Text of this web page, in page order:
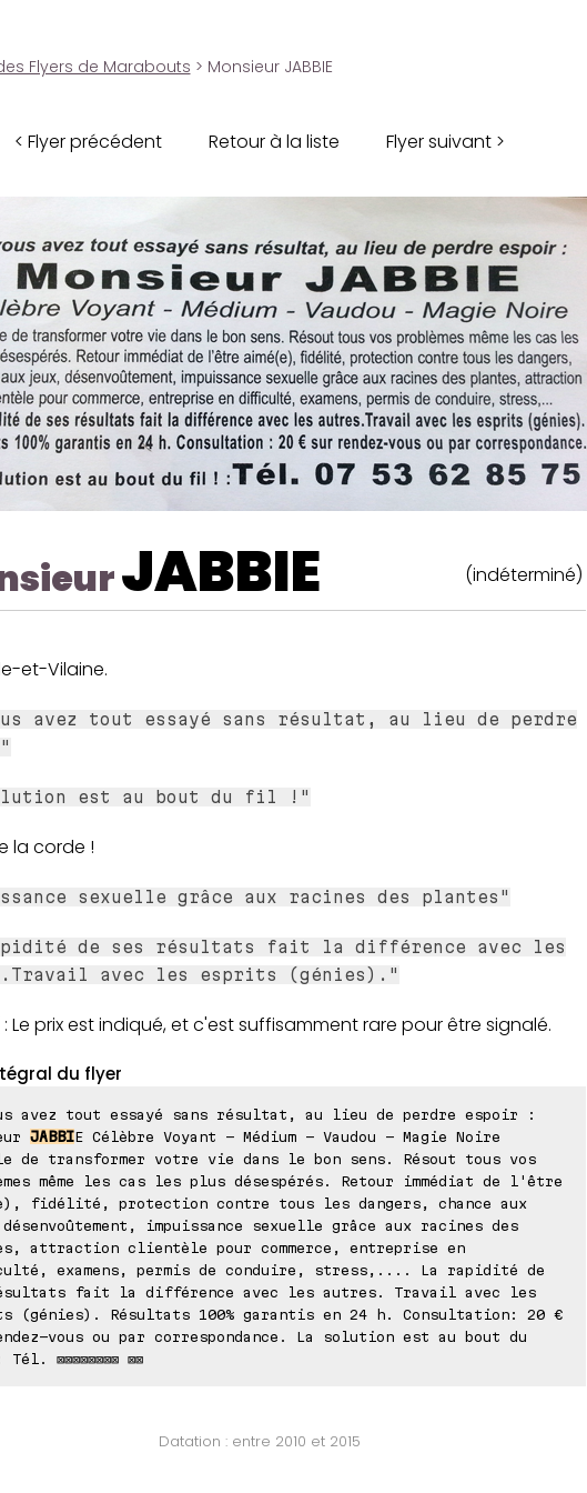
Flyers de Marabouts > Monsieur JABBIE
< Flyer précédent Retour à la liste Flyer suivant >
JABBIE (indéterminé)
et-Vilaine.
avez tout essayé sans résultat, au lieu de perdre
est au bout du fil !"
la corde !
sexuelle grâce aux racines des plantes"
de ses résultats fait la différence avec les
avec les esprits (génies)."
: Le prix est indiqué, et c'est suffisamment rare pour être signalé.
du flyer
avez tout essayé sans résultat, au lieu de perdre espoir :
JABBIE Célèbre Voyant - Médium - Vaudou - Magie Noire
de transformer votre vie dans le bon sens. Résout tous vos
même les cas les plus désespérés. Retour immédiat de l'être
fidélité, protection contre tous les dangers, chance aux
impuissance sexuelle grâce aux racines des
attraction clientèle pour commerce, entreprise en
examens, permis de conduire, stress,.... La rapidité de
fait la différence avec les autres. Travail avec les
(génies). Résultats 100% garantis en 24 h. Consultation: 20 €
vous ou par correspondance. La solution est au bout du
⊠⊠⊠⊠⊠⊠⊠⊠ ⊠⊠
Datation : entre 2010 et 2015